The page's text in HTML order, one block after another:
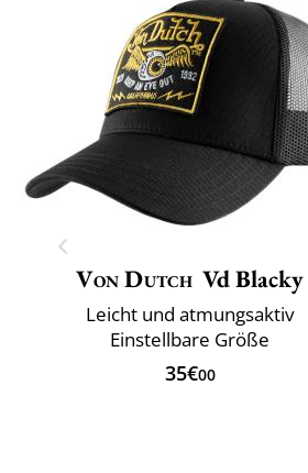
Von Dutch Vd Blacky
Leicht und atmungsaktiv
Einstellbare Größe
35€00